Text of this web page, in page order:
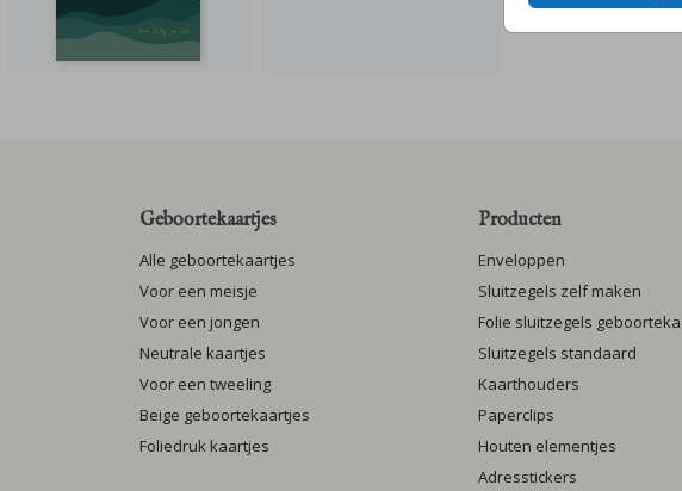
Geboortekaartjes
Alle geboortekaartjes
Voor een meisje
Voor een jongen
Neutrale kaartjes
Voor een tweeling
Beige geboortekaartjes
Foliedruk kaartjes
Producten
Enveloppen
Sluitzegels zelf maken
Folie sluitzegels
Sluitzegels standaard
Kaarthouders
Paperclips
Houten elementjes
Adresstickers